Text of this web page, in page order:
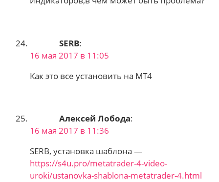
SERB:
16 мая 2017 в 11:05
Как это все установить на МТ4
Алексей Лобода:
16 мая 2017 в 11:36
SERB, установка шаблона —
https://s4u.pro/metatrader-4-video-
uroki/ustanovka-shablona-metatrader-4.html